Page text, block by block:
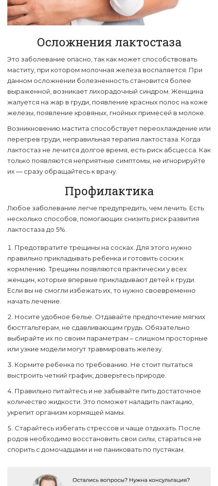
Осложнения лактостаза
Это заболевание опасно, так как может способствовать
маститу, при котором молочная железа воспаляется. При
данном осложнении болезненность становится более
выраженной, возникает лихорадочный синдром. Женщина
жалуется на жар в груди, появление красных полос на коже
железы, появление кровяных, гнойных примесей в молоке.
Возникновению мастита способствует переохлаждение или
перегрев груди, неправильная терапия лактостаза. Когда
лактостаз не лечится долгое время, есть риск абсцесса. Как
только появляются неприятные симптомы, не игнорируйте
их — сразу обращайтесь к врачу.
Профилактика
Любое заболевание легче предупредить, чем лечить. Есть
несколько способов, помогающих снизить риск развития
лактостаза до 5%.
Предотвратите трещины на сосках. Для этого нужно
правильно прикладывать ребенка и готовить соски к
кормлению. Трещины появляются практически у всех
женщин, которые впервые прикладывают детей к груди.
Если вы не смогли избежать их, то нужно своевременно
начать лечение.
Носите удобное белье. Отдавайте предпочтение мягких
бюстгальтерам, не сдавливающим грудь. Обязательно
выбирайте их по своим параметрам – слишком просторные
или узкие модели могут травмировать железу.
Кормите ребенка по требованию. Не стоит пытаться
выстроить четкий график, доверьтесь природе.
Правильно питайтесь и не забывайте пить достаточное
количество жидкости. Это поможет наладить лактацию,
укрепит организм кормящей мамы.
Старайтесь избегать стрессов и чаще отдыхать. После
родов необходимо восстановить свои силы, стараться не
спорить с домочадцами и не паниковать по пустякам.